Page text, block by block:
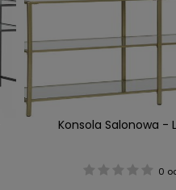
Konsola Salonowa -
0